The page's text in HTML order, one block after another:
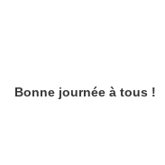
Bonne journée à tous !